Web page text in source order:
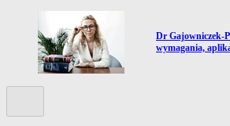
Przejdź do
Dr Gajowniczek-
wymagania,